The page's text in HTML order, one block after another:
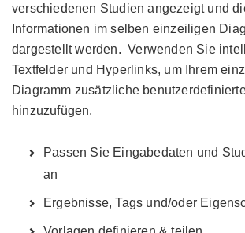
verschiedenen Studien angezeigt und
Informationen im selben einzeiligen
dargestellt werden. Verwenden Sie
Textfelder und Hyperlinks, um Ihrem
Diagramm zusätzliche
hinzuzufügen.
Passen Sie Eingabedaten und
an
Ergebnisse, Tags und/oder